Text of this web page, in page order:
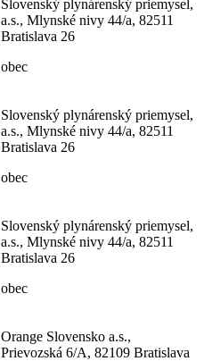
Slovenský plynárenský priemysel,
a.s., Mlynské nivy 44/a, 82511
Bratislava 26
obec
Slovenský plynárenský priemysel,
a.s., Mlynské nivy 44/a, 82511
Bratislava 26
obec
Slovenský plynárenský priemysel,
a.s., Mlynské nivy 44/a, 82511
Bratislava 26
obec
Orange Slovensko a.s.,
Prievozská 6/A, 82109 Bratislava